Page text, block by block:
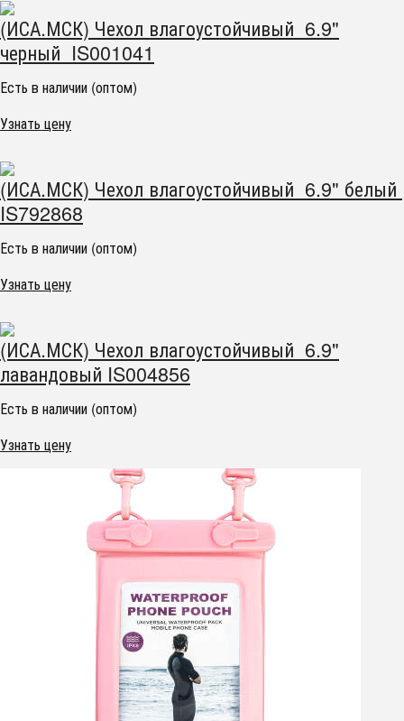
(ИСА.МСК) Чехол влагоустойчивый 6.9"
черный IS001041
Есть в наличии (оптом)
Узнать цену
(ИСА.МСК) Чехол влагоустойчивый 6.9" белый
IS792868
Есть в наличии (оптом)
Узнать цену
(ИСА.МСК) Чехол влагоустойчивый 6.9"
лавандовый IS004856
Есть в наличии (оптом)
Узнать цену